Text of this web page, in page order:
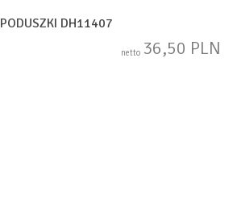
PODUSZKI DH11407
netto 36,50 PLN